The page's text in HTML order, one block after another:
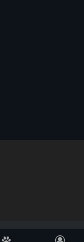
犯了您的合法权